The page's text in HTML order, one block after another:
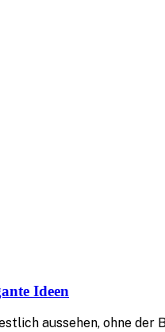
Ideen
aussehen, ohne der